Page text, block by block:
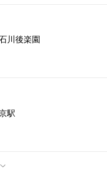
川後楽園
駅